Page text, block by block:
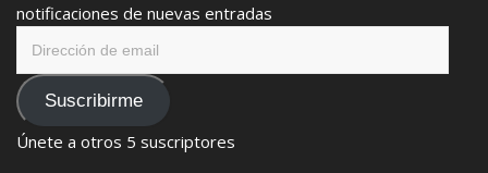
notificaciones de nuevas entradas
emailSuscribirme
Únete a otros 5 suscriptores